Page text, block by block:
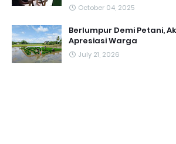
October 04, 2025
Berlumpur Demi Petani,
Apresiasi Warga
July 21, 2026